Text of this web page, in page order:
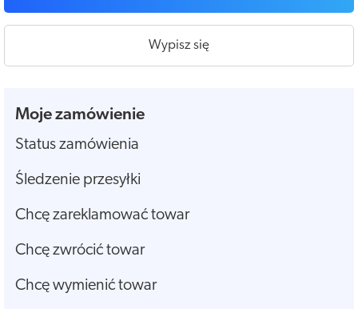
Wypisz się
Moje zamówienie
Status zamówienia
Śledzenie przesyłki
Chcę zareklamować towar
Chcę zwrócić towar
Chcę wymienić towar